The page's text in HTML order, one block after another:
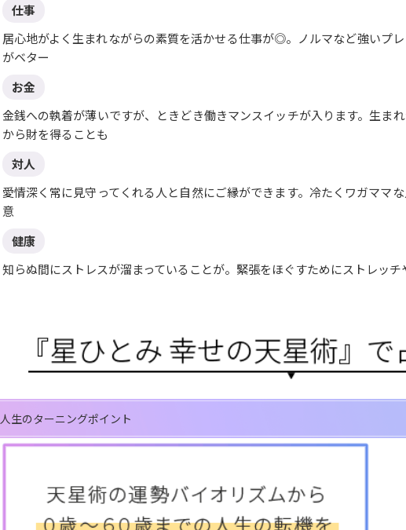
仕事
居心地がよく生まれながらの素質を活かせる仕事が◎。ノルマなど強いプ
がベター
お金
金銭への執着が薄いですが、ときどき働きマンスイッチが入ります。生ま
から財を得ることも
対人
愛情深く常に見守ってくれる人と自然にご縁ができます。冷たくワガママ
意
健康
知らぬ間にストレスが溜まっていることが。緊張をほぐすためにストレッ
人生のターニングポイント